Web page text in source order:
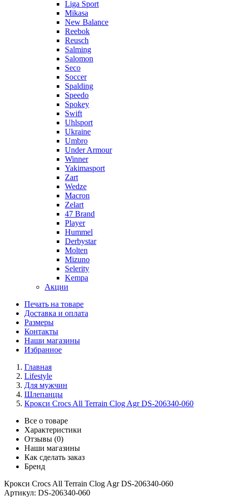
Liga Sport
Mikasa
New Balance
Reebok
Reusch
Salming
Salomon
Seco
Soccer
Spalding
Speedo
Spokey
Swift
Uhlsport
Ukraine
Umbro
Under Armour
Winner
Yakimasport
Zart
Wedze
Macron
Zelart
47 Brand
Player
Hummel
Derbystar
Molten
Mizuno
Selerity
Kempa
Акции
Печать на товаре
Доставка и оплата
Размеры
Контакты
Наши магазины
Избранное
Главная
Lifestyle
Для мужчин
Шлепанцы
Крокси Crocs All Terrain Clog Agr DS-206340-060
Все о товаре
Характеристики
Отзывы (0)
Наши магазины
Как сделать заказ
Бренд
Крокси Crocs All Terrain Clog Agr DS-206340-060
Артикул: DS-206340-060